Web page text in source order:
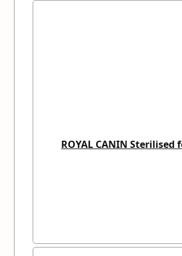
ROYAL CANIN Sterilised